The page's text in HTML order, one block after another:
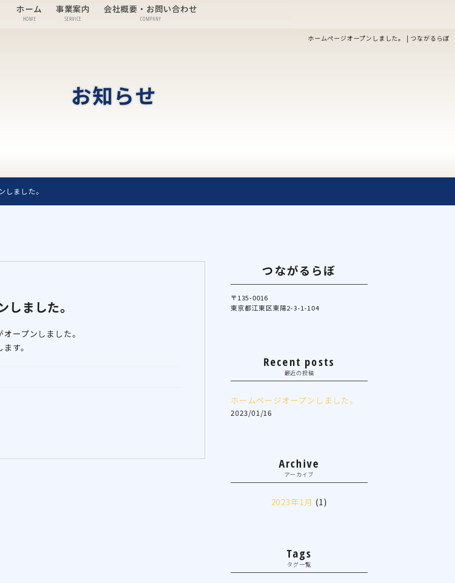
ホーム
HOME
事業案内
SERVICE
会社概要・お問い合わせ
COMPANY
ホームページオープンしました。 | つながるらぼ
お知らせ
しました。
しました。
ープンしました。
す。
つながるらぼ
〒135-0016
東京都江東区東陽2-3-1-104
Recent posts
最近の投稿
ホームページオープンしました。
2023/01/16
Archive
アーカイブ
2023年1月 (1)
Tags
タグ一覧